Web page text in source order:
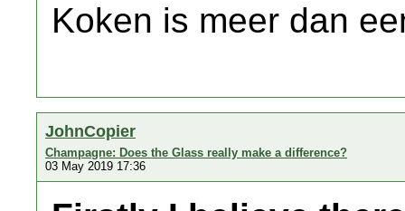
Koken is meer dan
JohnCopier
Champagne: Does the Glass really make a difference?
03 May 2019 17:36